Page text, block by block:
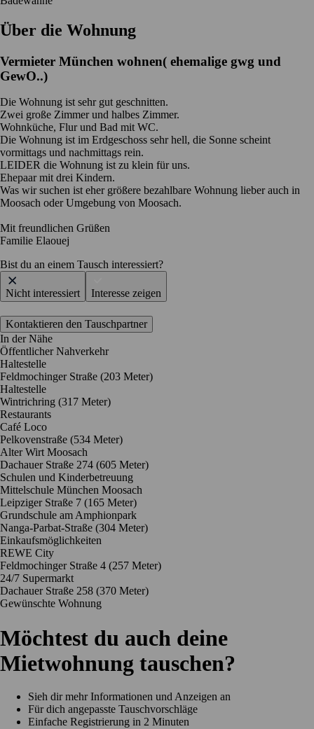
Über die Wohnung
Vermieter München wohnen( ehemalige gwg und
GewO..)
Die Wohnung ist sehr gut geschnitten.
Zwei große Zimmer und halbes Zimmer.
Wohnküche, Flur und Bad mit WC.
Die Wohnung ist im Erdgeschoss sehr hell, die Sonne scheint
vormittags und nachmittags rein.
LEIDER die Wohnung ist zu klein für uns.
Ehepaar mit drei Kindern.
Was wir suchen ist eher größere bezahlbare Wohnung lieber auch in
Moosach oder Umgebung von Moosach.
Mit freundlichen Grüßen
Familie Elaouej
Bist du an einem Tausch interessiert?
Nicht interessiert Interesse zeigen
Kontaktieren den Tauschpartner
In der Nähe
Öffentlicher Nahverkehr
Haltestelle
Feldmochinger Straße (203 Meter)
Haltestelle
Wintrichring (317 Meter)
Restaurants
Café Loco
Pelkovenstraße (534 Meter)
Alter Wirt Moosach
Dachauer Straße 274 (605 Meter)
Schulen und Kinderbetreuung
Mittelschule München Moosach
Leipziger Straße 7 (165 Meter)
Grundschule am Amphionpark
Nanga-Parbat-Straße (304 Meter)
Einkaufsmöglichkeiten
REWE City
Feldmochinger Straße 4 (257 Meter)
24/7 Supermarkt
Dachauer Straße 258 (370 Meter)
Gewünschte Wohnung
Möchtest du auch deine
Mietwohnung tauschen?
Sieh dir mehr Informationen und Anzeigen an
Für dich angepasste Tauschvorschläge
Einfache Registrierung in 2 Minuten